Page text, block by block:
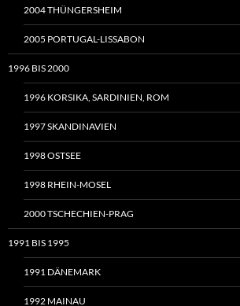
2004 THÜNGERSHEIM
2005 PORTUGAL-LISSABON
1996 BIS 2000
1996 KORSIKA, SARDINIEN, ROM
1997 SKANDINAVIEN
1998 OSTSEE
1998 RHEIN-MOSEL
2000 TSCHECHIEN-PRAG
1991 BIS 1995
1991 DÄNEMARK
1992 MAINAU